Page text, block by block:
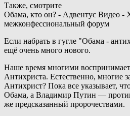
Также, смотрите
Обама, кто он? - Адвентус Видео -
межконфессиональный форум
Если набрать в гугле "Обама -
ещё очень много нового.
Наше время многими
Антихриста. Естественно, многие
Антихрист? Пока все указывает,
Обама, а Владимир Путин —
же предсказанный пророчествами.